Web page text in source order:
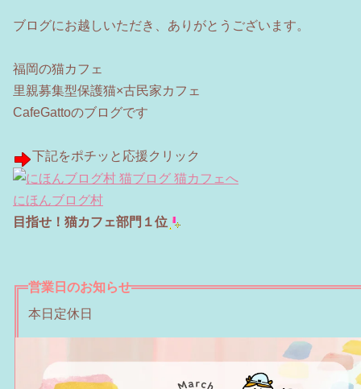
ブログにお越しいただき、ありがとうございます。
福岡の猫カフェ
里親募集型保護猫×古民家カフェ
CafeGattoのブログです
下記をポチッと応援クリック
にほんブログ村
目指せ！猫カフェ部門１位
営業日のお知らせ
本日定休日